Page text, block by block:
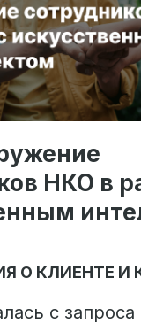
НКО в
О КЛИЕНТЕ И
с запроса